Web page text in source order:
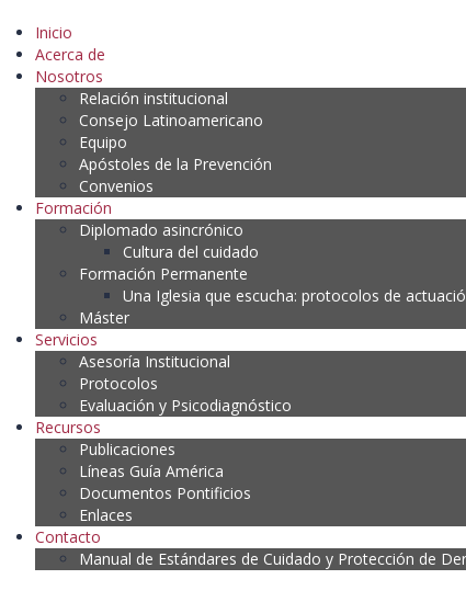
Inicio
Acerca de
Nosotros
Relación institucional
Consejo Latinoamericano
Equipo
Apóstoles de la Prevención
Convenios
Formación
Diplomado asincrónico
Cultura del cuidado
Formación Permanente
Una Iglesia que escucha: protocolos de
Máster
Servicios
Asesoría Institucional
Protocolos
Evaluación y Psicodiagnóstico
Recursos
Publicaciones
Líneas Guía América
Documentos Pontificios
Enlaces
Contacto
Manual de Estándares de Cuidado y Protección de